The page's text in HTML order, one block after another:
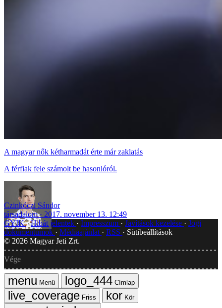
A magyar nők kétharmadát érte már zaklatás
A férfiak fele számolt be hasonlóról.
Czinkóczi Sándor
társadalom
2017. november 13. 12:49
GYIK Hibát jelentek Impresszum Javítások kezelése
Jogi
dokumentumok
Médiaajánlat RSS
Sütibeállítások
© 2026 Magyar Jeti Zrt.
Vége
Menü
Címlap
Friss
Kör